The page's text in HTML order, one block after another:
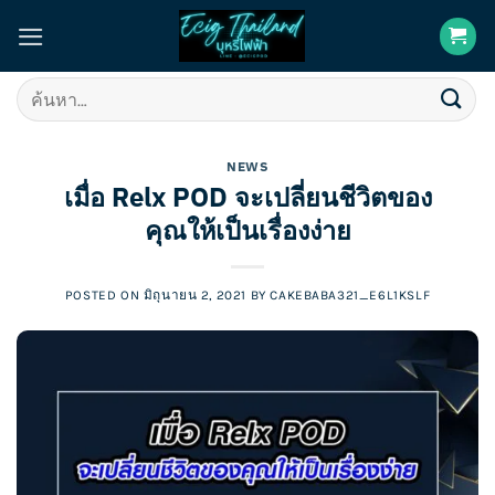
content
ค้นหา:
NEWS
เมื่อ Relx POD จะเปลี่ยนชีวิตของ
คุณให้เป็นเรื่องง่าย
POSTED ON มิถุนายน 2, 2021 BYCAKEBABA321_E6L1KSLF